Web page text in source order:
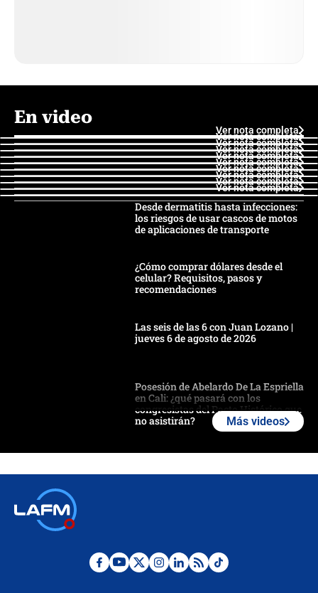
En video
Ver nota completa
Ver nota completa
Ver nota completa
Ver nota completa
Ver nota completa
Ver nota completa
Ver nota completa
Ver nota completa
Ver nota completa
Ver nota completa
Desde dermatitis hasta infecciones:
los riesgos de usar cascos de motos
de aplicaciones de transporte
¿Cómo comprar dólares desde el
celular? Requisitos, pasos y
recomendaciones
Las seis de las 6 con Juan Lozano |
jueves 6 de agosto de 2026
Posesión de Abelardo De La Espriella
en Cali: ¿qué pasará con los
congresistas del Pacto Histórico que
no asistirán?
¿Por qué De la Espriella gobernará
Más videos